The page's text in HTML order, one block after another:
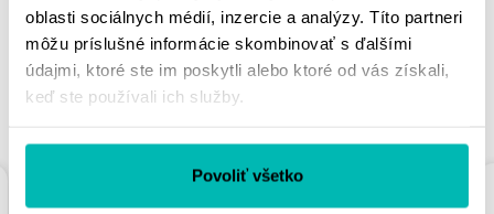
oblasti sociálnych médií, inzercie a analýzy. Títo partneri
môžu príslušné informácie skombinovať s ďalšími
údajmi, ktoré ste im poskytli alebo ktoré od vás získali,
keď ste používali ich služby.
Povoliť všetko
PODOBNÉ PRODUKTY